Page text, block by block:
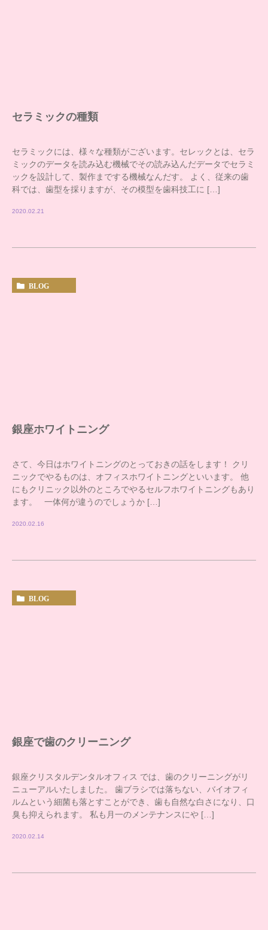
セラミックの種類
セラミックには、様々な種類がございます。セレックとは、セラ
ミックのデータを読み込む機械でその読み込んだデータでセラミ
ックを設計して、製作までする機械なんだす。 よく、従来の歯
科では、歯型を採りますが、その模型を歯科技工に […]
2020.02.21
BLOG
銀座ホワイトニング
さて、今日はホワイトニングのとっておきの話をします！ クリ
ニックでやるものは、オフィスホワイトニングといいます。 他
にもクリニック以外のところでやるセルフホワイトニングもあり
ます。 一体何が違うのでしょうか […]
2020.02.16
BLOG
銀座で歯のクリーニング
銀座クリスタルデンタルオフィス では、歯のクリーニングがリ
ニューアルいたしました。 歯ブラシでは落ちない、バイオフィ
ルムという細菌も落とすことができ、歯も自然な白さになり、口
臭も抑えられます。 私も月一のメンテナンスにや […]
2020.02.14